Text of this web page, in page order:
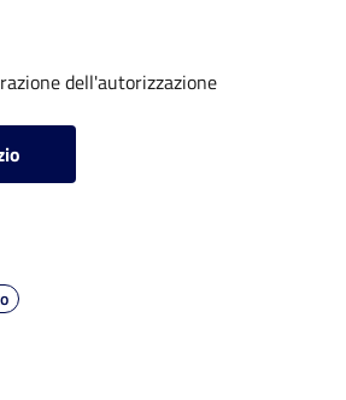
dell'autorizzazione